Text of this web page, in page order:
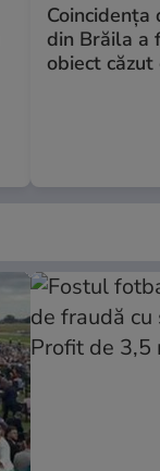
Coincidența
din Brăila a
obiect căzut